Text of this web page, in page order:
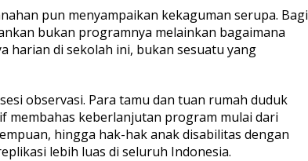
pun menyampaikan kekaguman serupa. Bagi
bukan programnya melainkan bagaimana
harian di sekolah ini, bukan sesuatu yang
observasi. Para tamu dan tuan rumah duduk
membahas keberlanjutan program mulai dari
hingga hak-hak anak disabilitas dengan
lebih luas di seluruh Indonesia.